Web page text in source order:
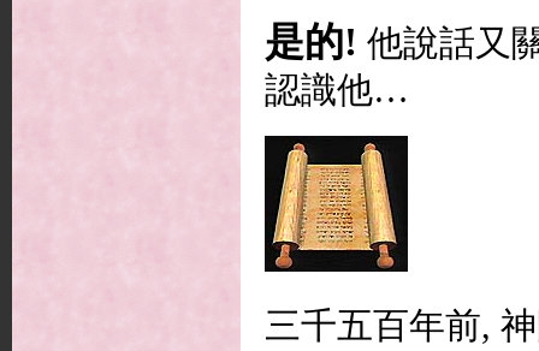
是的! 他說話又
認識他…
三千五百年前,